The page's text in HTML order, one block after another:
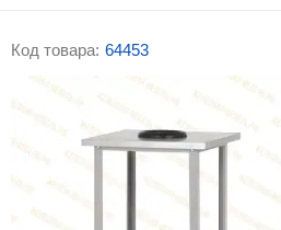
Оборудование для
Посудомоечные машины
Линии раздачи
Код товара: 64453